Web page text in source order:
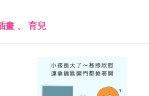
畫 、 育兒